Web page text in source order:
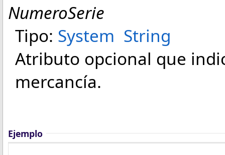
NumeroSerie
Tipo: System String
Atributo opcional que
mercancía.
Ejemplo